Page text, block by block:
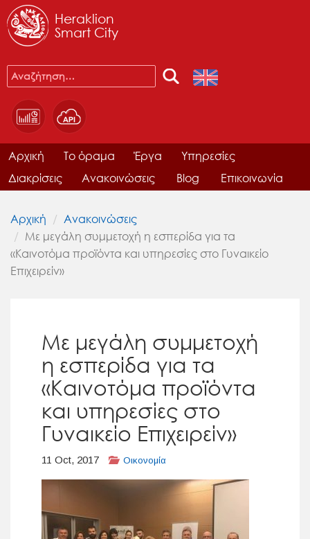
Heraklion
Smart City
Αρχική Το όραμα Έργα
Υπηρεσίες
Διακρίσεις
Ανακοινώσεις Blog Επικοινωνία
Αρχική
Ανακοινώσεις
Με μεγάλη συμμετοχή η εσπερίδα για τα
«Καινοτόμα προϊόντα και υπηρεσίες στο Γυναικείο
Επιχειρείν»
Με μεγάλη συμμετοχή
η εσπερίδα για τα
«Καινοτόμα προϊόντα
και υπηρεσίες στο
Γυναικείο Επιχειρείν»
11 Oct, 2017 Οικονομία